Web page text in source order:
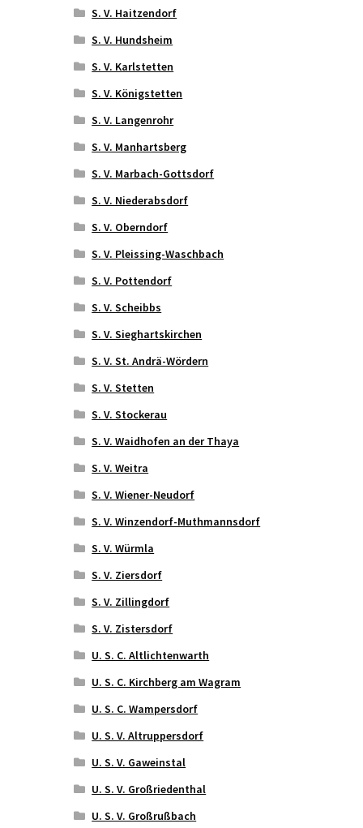
S. V. Haitzendorf
S. V. Hundsheim
S. V. Karlstetten
S. V. Königstetten
S. V. Langenrohr
S. V. Manhartsberg
S. V. Marbach-Gottsdorf
S. V. Niederabsdorf
S. V. Oberndorf
S. V. Pleissing-Waschbach
S. V. Pottendorf
S. V. Scheibbs
S. V. Sieghartskirchen
S. V. St. Andrä-Wördern
S. V. Stetten
S. V. Stockerau
S. V. Waidhofen an der Thaya
S. V. Weitra
S. V. Wiener-Neudorf
S. V. Winzendorf-Muthmannsdorf
S. V. Würmla
S. V. Ziersdorf
S. V. Zillingdorf
S. V. Zistersdorf
U. S. C. Altlichtenwarth
U. S. C. Kirchberg am Wagram
U. S. C. Wampersdorf
U. S. V. Altruppersdorf
U. S. V. Gaweinstal
U. S. V. Großriedenthal
U. S. V. Großrußbach